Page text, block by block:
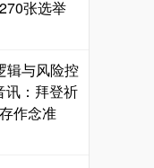
张选举
辑与风险控
讯：拜登祈
作念准